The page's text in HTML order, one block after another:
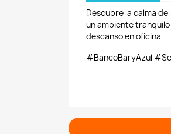
Descubre la calma
un ambiente
descanso en oficina
#BancoBaryAzul